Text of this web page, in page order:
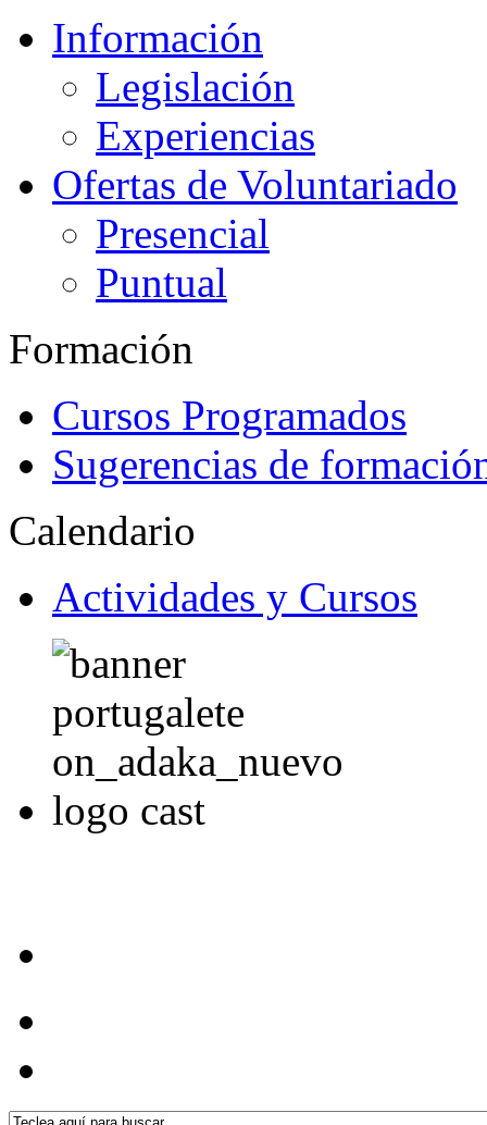
Información
Legislación
Experiencias
Ofertas de Voluntariado
Presencial
Puntual
Formación
Cursos Programados
Sugerencias de
Calendario
Actividades y Cursos